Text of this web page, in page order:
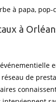
à papa, pop-
à
réseau de